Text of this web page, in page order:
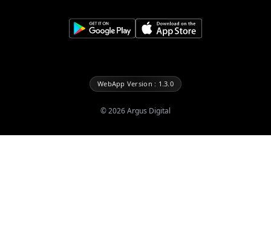
WebApp Version : 1.3.0
©2026Argus Digital